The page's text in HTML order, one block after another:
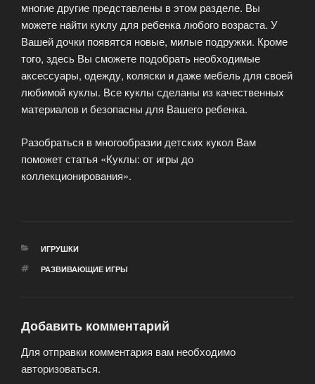
многие другие представлены в этом разделе. Вы
можете найти куклу для ребенка любого возраста. У
Вашей дочки появятся новые, милые подружки. Кроме
того, здесь Вы сможете подобрать необходимые
аксессуары, одежду, коляски и даже мебель для своей
любимой куклы. Все куклы сделаны из качественных
материалов и безопасны для Вашего ребенка.
Разобраться в многообразии детских кукол Вам
поможет статья «Куклы: от игры до
коллекционирования».
РУБРИКИ
ИГРУШКИ
МЕТКИ
РАЗВИВАЮЩИЕ ИГРЫ
Добавить комментарий
Для отправки комментария вам необходимо
авторизоваться.